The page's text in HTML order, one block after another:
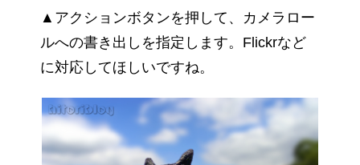
▲アクションボタンを押して、カメラロー
ルへの書き出しを指定します。Flickrなど
に対応してほしいですね。